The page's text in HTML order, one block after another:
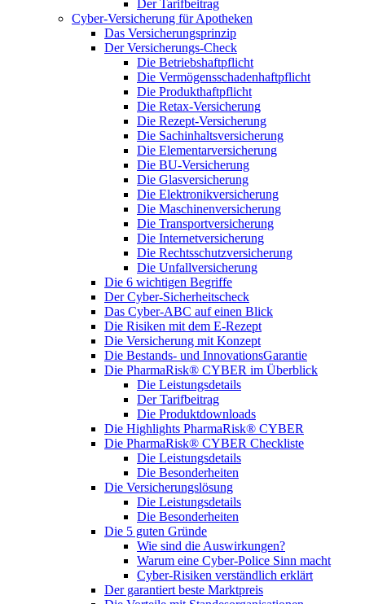
Der Tarifbeitrag
Cyber-Versicherung für Apotheken
Das Versicherungsprinzip
Der Versicherungs-Check
Die Betriebshaftpflicht
Die Vermögensschadenhaftpflicht
Die Produkthaftpflicht
Die Retax-Versicherung
Die Rezept-Versicherung
Die Sachinhaltsversicherung
Die Elementarversicherung
Die BU-Versicherung
Die Glasversicherung
Die Elektronikversicherung
Die Maschinenversicherung
Die Transportversicherung
Die Internetversicherung
Die Rechtsschutzversicherung
Die Unfallversicherung
Die 6 wichtigen Begriffe
Der Cyber-Sicher­heits­check
Das Cyber-ABC auf einen Blick
Die Risiken mit dem E-Rezept
Die Versicherung mit Konzept
Die Bestands- und InnovationsGarantie
Die PharmaRisk® CYBER im Überblick
Die Leistungsdetails
Der Tarifbeitrag
Die Produktdownloads
Die Highlights PharmaRisk® CYBER
Die PharmaRisk® CYBER Checkliste
Die Leistungsdetails
Die Besonderheiten
Die Versicherungslösung
Die Leistungsdetails
Die Besonderheiten
Die 5 guten Gründe
Wie sind die Auswirkungen?
Warum eine Cyber-Police Sinn macht
Cyber-Risiken verständlich erklärt
Der garantiert beste Marktpreis